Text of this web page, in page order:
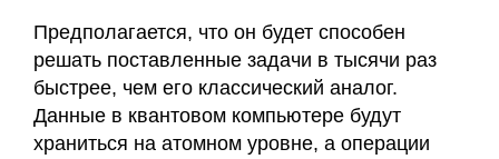
Предполагается, что он будет способен
решать поставленные задачи в тысячи раз
быстрее, чем его классический аналог.
Данные в квантовом компьютере будут
храниться на атомном уровне, а операции